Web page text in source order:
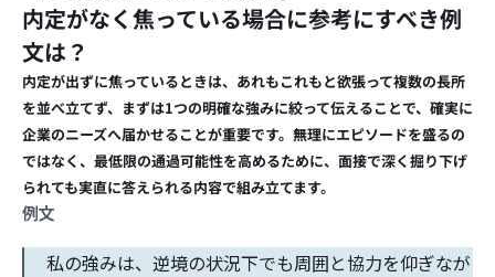
内定がなく焦っている場合に参考にすべき例
文は？
内定が出ずに焦っているときは、あれもこれもと欲張って複数の長所
を並べ立てず、まずは1つの明確な強みに絞って伝えることで、確実に
企業のニーズへ届かせることが重要です。無理にエピソードを盛るの
ではなく、最低限の通過可能性を高めるために、面接で深く掘り下げ
られても実直に答えられる内容で組み立てます。
例文
私の強みは、逆境の状況下でも周囲と協力を仰ぎなが